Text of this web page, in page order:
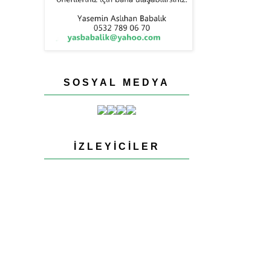
SOSYAL MEDYA
İZLEYICILER